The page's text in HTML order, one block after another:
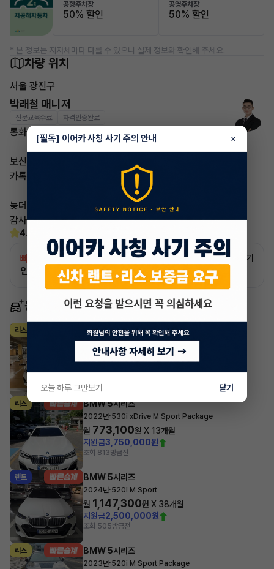
공항주차장
50% 할인
공영주차장
50% 할인
* 본 정보는 지자체마다 다를 수 있으니 실제 정보와 확인해 주세요.
차량 위치
서울 광진구
박래철 매니저
전문교육수료 자격인증완료
통화가 부재중 이더라도
보신 차량 차량번호
카톡 남겨주시면
늦더라도 답변 드리도록 하겠습니다
감사합니다
4.6
빠른승계서비스
인증 차량으로 승계하는 이유?
자세히 보기
동일 차종 이어카
리스 BMW 5시리즈
2025년·520i M Sport
1,107,876원 X43 개월
리스 BMW 5시리즈
2022년·530i xDrive M Sport Package
월 773,100원 X 13개월
지원금3,750,000원
조회 813방금전
렌트 BMW 5시리즈
2024년·520i M Sport
월 1,147,300원 X 38개월
지원금2,500,000원
조회 505방금전
리스 BMW 5시리즈
2023년·520i M Sport Package
[필독] 이어카 사칭 사기 주의 안내 ×
오늘 하루 그만보기 닫기